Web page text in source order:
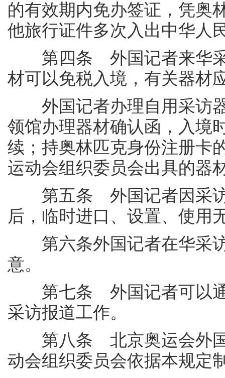
的有效期内免办签证，凭奥
他旅行证件多次入出中华人
第四条 外国记者来华采
材可以免税入境，有关器材
外国记者办理自用采访器
领馆办理器材确认函，入境
续；持奥林匹克身份注册卡
运动会组织委员会出具的器
第五条 外国记者因采访
后，临时进口、设置、使用
第六条外国记者在华采访
意。
第七条 外国记者可以通
采访报道工作。
第八条 北京奥运会外国
动会组织委员会依据本规定